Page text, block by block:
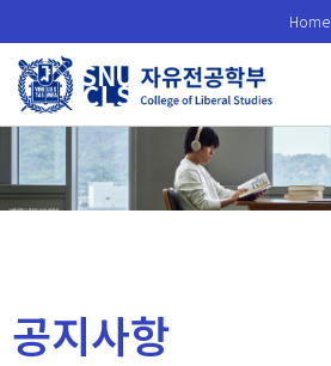
로
메
Home
공지사항